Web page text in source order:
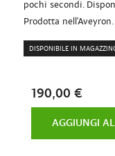
pochi secondi.
Prodotta nell'Aveyron.
DISPONIBILE IN
190,00 €
AGGIUNGI